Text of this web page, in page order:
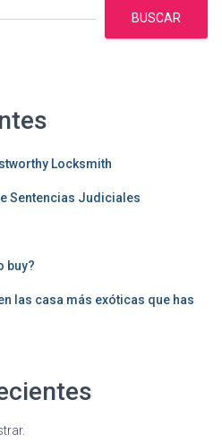
BUSCAR
Locksmith
Sentencias Judiciales
buy?
las casa más exóticas que has